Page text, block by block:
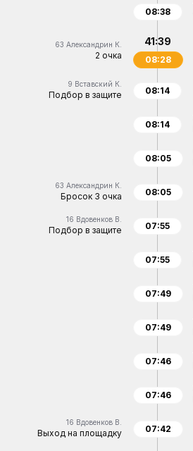
08:38
63 Александрин К.
2 очка
41:39
08:28
9 Вставский К.
Подбор в защите 08:14
08:14
08:05
63 Александрин К.
Бросок 3 очка 08:05
16 Вдовенков В.
Подбор в защите 07:55
07:55
07:49
07:49
07:46
07:46
16 Вдовенков В.
Выход на площадку 07:42